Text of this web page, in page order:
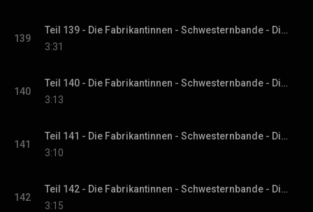
139
Teil 139 - Die Fabrikantinnen - Schwesternbande - Die Fabrikantinnen-Saga, Band 1
3:31
140
Teil 140 - Die Fabrikantinnen - Schwesternbande - Die Fabrikantinnen-Saga, Band 1
3:13
141
Teil 141 - Die Fabrikantinnen - Schwesternbande - Die Fabrikantinnen-Saga, Band 1
3:10
142
Teil 142 - Die Fabrikantinnen - Schwesternbande - Die Fabrikantinnen-Saga, Band 1
3:15